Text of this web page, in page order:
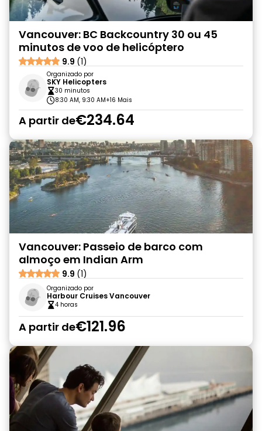
Vancouver: BC Backcountry 30 ou 45
minutos de voo de helicóptero
9.9 (1)
Organizado por
SKY Helicopters
30 minutos
8:30 AM, 9:30 AM+16 Mais
A partir de€234.64
Vancouver: Passeio de barco com
almoço em Indian Arm
9.9 (1)
Organizado por
Harbour Cruises Vancouver
4 horas
A partir de€121.96